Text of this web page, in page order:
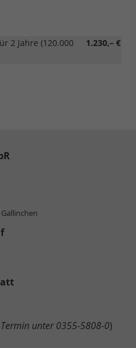
1.230,– €
2 Jahre (120.000
unter 0355-5808-0)